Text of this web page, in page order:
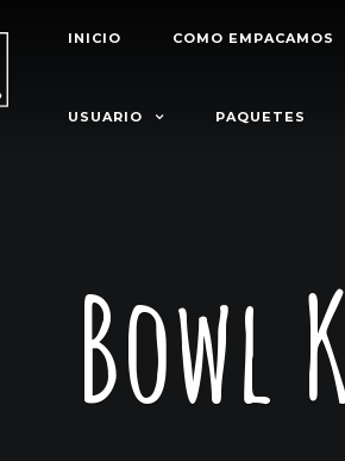
INICIO COMO EMPACAMOS
USUARIO PAQUETES
Bowl